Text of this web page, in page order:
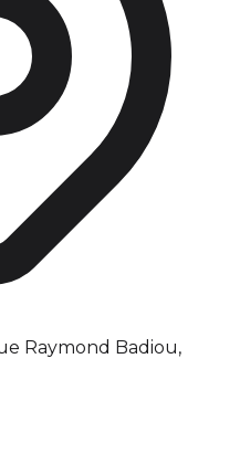
Raymond Badiou,